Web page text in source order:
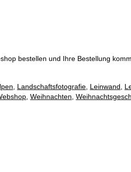
bestellen und Ihre Bestellung
, Landschaftsfotografie, Leinwand,
, Weihnachten,